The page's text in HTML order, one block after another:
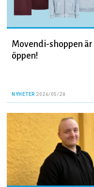
Movendi-shoppen är
öppen!
NYHETER 2026/05/28